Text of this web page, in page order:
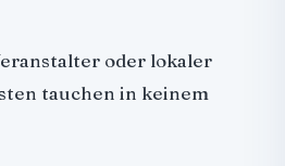
oder lokaler
tauchen in keinem